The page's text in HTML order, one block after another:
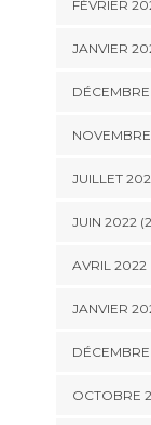
FÉVRIER
JANVIER
JUILLET
JUIN 2022
AVRIL 2022
JANVIER
OCTOBRE